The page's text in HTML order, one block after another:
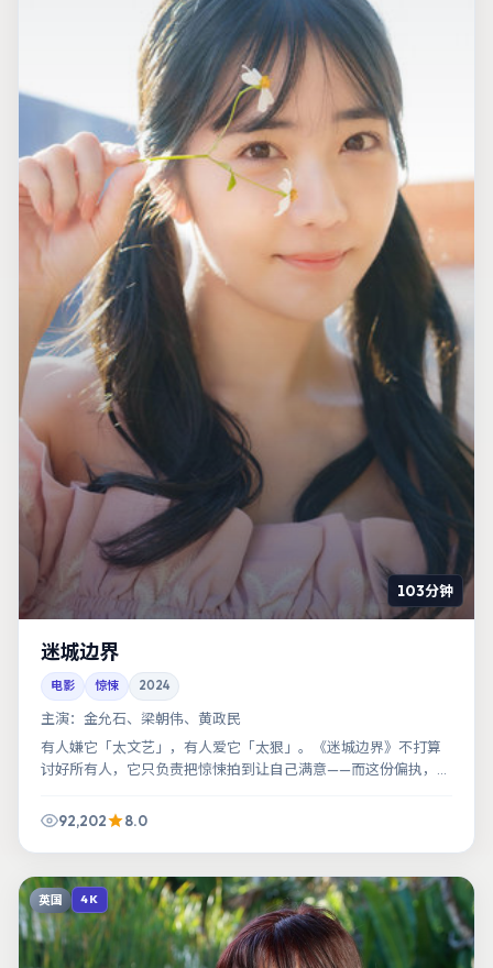
103分钟
迷城边界
电影 惊悚 2024
主演： 金允石、梁朝伟、黄政民
有人嫌它「太文艺」，有人爱它「太狠」。《迷城边界》不打算
讨好所有人，它只负责把惊悚拍到让自己满意——而这份偏执，恰
92,202
8.0
英国 4K